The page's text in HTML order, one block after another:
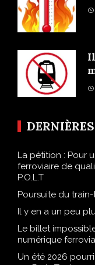
La pétition : Pour
ferroviaire de
P.O.L.T
Poursuite du train-
Il y en a un peu
Le billet
numérique
Un été 2026